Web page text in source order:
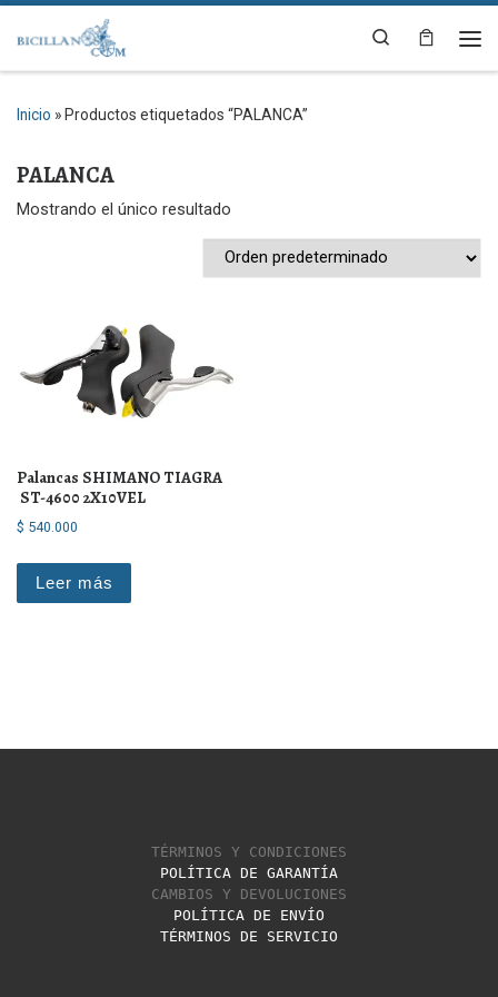
Saltar al contenido
Search
Inicio » Productos etiquetados “PALANCA”
PALANCA
Mostrando el único resultado
Palancas SHIMANO TIAGRA
ST-4600 2X10VEL
$ 540.000
Leer más
TÉRMINOS Y CONDICIONES
POLÍTICA DE GARANTÍA
CAMBIOS Y DEVOLUCIONES
POLÍTICA DE ENVÍO
TÉRMINOS DE SERVICIO